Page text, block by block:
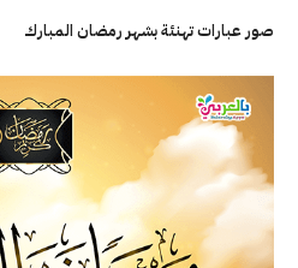
صور ﻋﺒﺎﺭﺍﺕ ﺗﻬﻨﺌﺔ ﺑﺸﻬﺮ ﺭﻣﻀﺎﻥ ﺍﻟﻤﺒﺎﺭﻙ